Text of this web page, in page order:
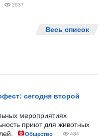
2837
Весь список
сегодня второй
мероприятиях
приют для животных
Общество 484